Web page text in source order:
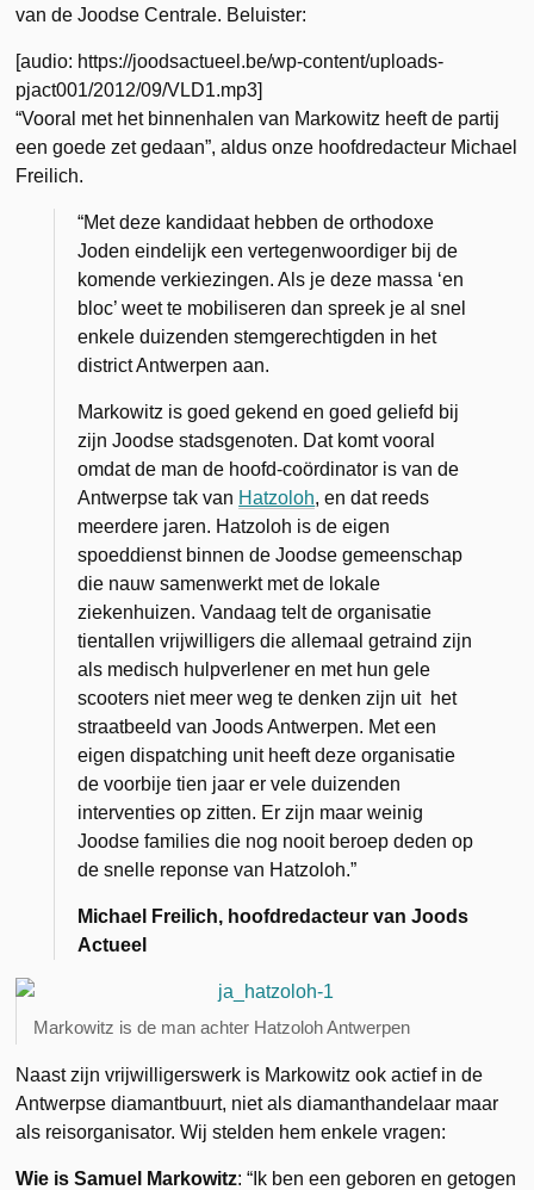
van de Joodse Centrale. Beluister:
[audio: https://joodsactueel.be/wp-content/uploads-
pjact001/2012/09/VLD1.mp3]
“Vooral met het binnenhalen van Markowitz heeft de partij
een goede zet gedaan”, aldus onze hoofdredacteur Michael
Freilich.
“Met deze kandidaat hebben de orthodoxe
Joden eindelijk een vertegenwoordiger bij de
komende verkiezingen. Als je deze massa ‘en
bloc’ weet te mobiliseren dan spreek je al snel
enkele duizenden stemgerechtigden in het
district Antwerpen aan.
Markowitz is goed gekenden goed geliefd bij
zijn Joodse stadsgenoten. Dat komt vooral
omdat de man de hoofd-coördinator is van de
Antwerpse tak van Hatzoloh, en dat reeds
meerdere jaren. Hatzoloh is de eigen
spoeddienst binnen de Joodse gemeenschap
die nauw samenwerkt met de lokale
ziekenhuizen. Vandaag telt de organisatie
tientallen vrijwilligers die allemaal getraind zijn
als medisch hulpverlener en met hun gele
scooters niet meer weg te denken zijn uit het
straatbeeld van Joods Antwerpen. Met een
eigen dispatching unit heeft deze organisatie
de voorbije tien jaar er vele duizenden
interventies op zitten. Er zijn maar weinig
Joodse families die nog nooit beroep deden op
de snelle reponse van Hatzoloh.”
Michael Freilich, hoofdredacteur van Joods
Actueel
Markowitz is de man achter Hatzoloh Antwerpen
Naast zijn vrijwilligerswerk is Markowitz ook actief in de
Antwerpse diamantbuurt, niet als diamanthandelaar maar
als reisorganisator. Wij stelden hem enkele vragen:
Wie is Samuel Markowitz: “Ik ben een geboren en getogen